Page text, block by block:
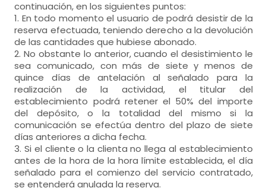
continuación, en los siguientes puntos:
1. En todo momento el usuario de podrá desistir de la
reserva efectuada, teniendo derecho a la devolución
de las cantidades que hubiese abonado.
2. No obstante lo anterior, cuando el desistimiento le
sea comunicado, con más de siete y menos de
quince días de antelación al señalado para la
realización de la actividad, el titular del
establecimiento podrá retener el 50% del importe
del depósito, o la totalidad del mismo si la
comunicación se efectúa dentro del plazo de siete
días anteriores a dicha fecha.
3. Si el cliente o la clienta no llega al establecimiento
antes de la hora de la hora límite establecida, el día
señalado para el comienzo del servicio contratado,
se entenderá anulada la reserva.